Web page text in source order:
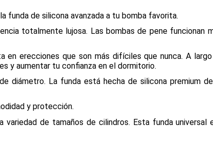
funda de silicona avanzada a tu bomba favorita.
totalmente lujosa. Las bombas de pene funcionan
erecciones que son más difíciles que nunca. A
y aumentar tu confianza en el dormitorio.
diámetro. La funda está hecha de silicona premium
y protección.
de tamaños de cilindros. Esta funda universal